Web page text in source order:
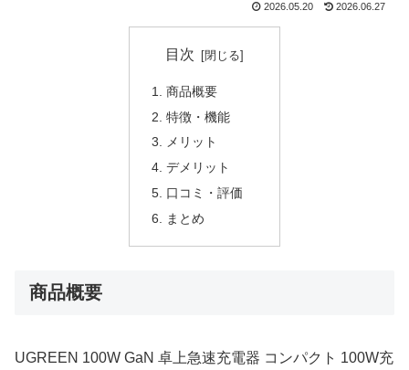
2026.05.20 2026.06.27
目次
商品概要
特徴・機能
メリット
デメリット
口コミ・評価
まとめ
商品概要
UGREEN 100W GaN 卓上急速充電器 コンパクト 100W充